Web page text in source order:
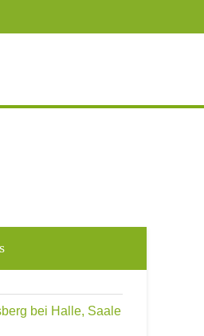
bei Halle, Saale